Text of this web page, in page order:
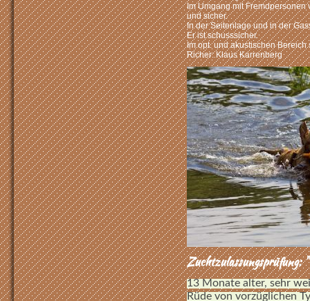
Im Umgang mit
und sicher.
In der Seitenlage und in der
Er ist schusssicher.
Im opt. und akustischen Bereich
Richer: Klaus Karrenberg
Zuchtzulassungsprüfung:
13 Monate alter, sehr
Rüde von vorzüglichen